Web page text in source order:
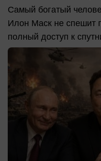
Самый богатый
Илон Маск не спешит
полный доступ к